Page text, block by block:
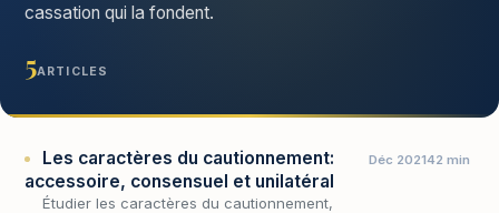
cassation qui la fondent.
5ARTICLES
Les caractères du cautionnement:
accessoire, consensuel et unilatéral
Étudier les caractères du cautionnement,
Déc 202142 min